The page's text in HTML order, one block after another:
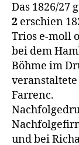
Das 1826/27
2 erschien
Trios e-moll
bei dem
Böhme im
Farrenc.
und bei